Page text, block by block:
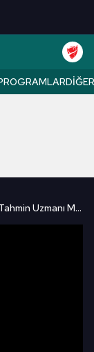
DIĞER
Eyüpspor Beşiktaş Maçı Oynanacak Mı? Hava Tahmin Uzmanı Murat Acar Açıkladı! / A Spor